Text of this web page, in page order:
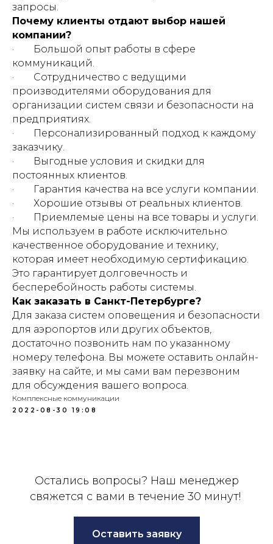
запросы.
Почему клиенты отдают выбор нашей
компании?
· Большой опыт работы в сфере
коммуникаций.
· Сотрудничество с ведущими
производителями оборудования для
организации систем связи и безопасности на
предприятиях.
· Персонализированный подход к каждому
заказчику.
· Выгодные условия и скидки для
постоянных клиентов.
· Гарантия качества на все услуги компании.
· Хорошие отзывы от реальных клиентов.
· Приемлемые цены на все товары и услуги.
Мы используем в работе исключительно
качественное оборудование и технику,
которая имеет необходимую сертификацию.
Это гарантирует долговечность и
бесперебойность работы системы.
Как заказать в Санкт-Петербурге?
Для заказа систем оповещения и безопасности
для аэропортов или других объектов,
достаточно позвонить нам по указанному
номеру телефона. Вы можете оставить онлайн-
заявку на сайте, и мы сами вам перезвоним
для обсуждения вашего вопроса.
Комплексные коммуникации
2022-08-30 19:08
Остались вопросы? Наш менеджер
свяжется с вами в течение 30 минут!
Оставить заявку